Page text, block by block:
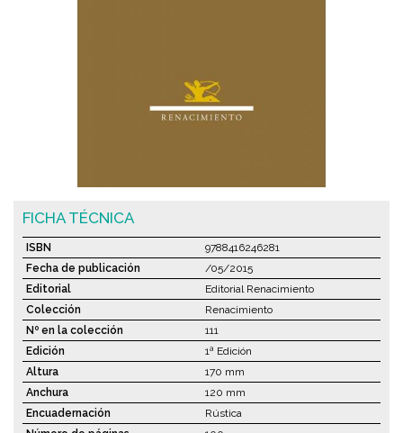
FICHA TÉCNICA
ISBN
9788416246281
Fecha de publicación
/05/2015
Editorial
Editorial Renacimiento
Colección
Renacimiento
Nº en la colección
111
Edición
1ª Edición
Altura
170 mm
Anchura
120 mm
Encuadernación
Rústica